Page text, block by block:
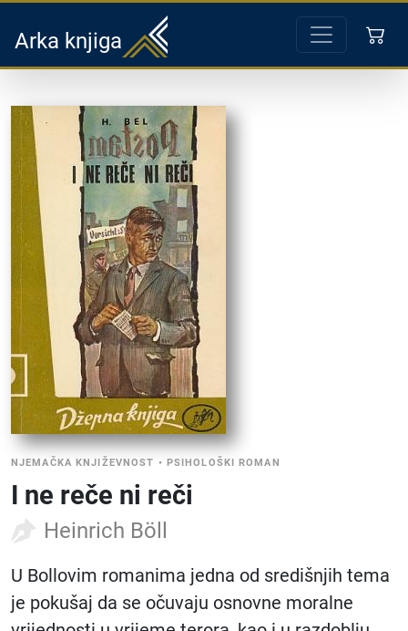
Arka knjiga
NJEMAČKA KNJIŽEVNOST • PSIHOLOŠKI ROMAN
I ne reče ni reči
Heinrich Böll
U Bollovim romanima jedna od središnjih tema
je pokušaj da se očuvaju osnovne moralne